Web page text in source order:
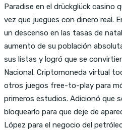
Paradise en el drückglück casino
vez que juegues con dinero real.
un descenso en las tasas de
aumento de su población
sus listas y logró que se
Nacional. Criptomoneda virtual
otros juegos free-to-play para
primeros estudios. Adicionó que
bloquearlo para que deje de
López para el negocio del